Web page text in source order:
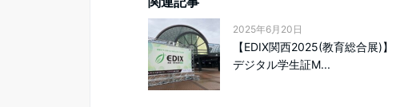
2025年6月20日
【EDIX関西2025(教育総合展)】
デジタル学生証M...